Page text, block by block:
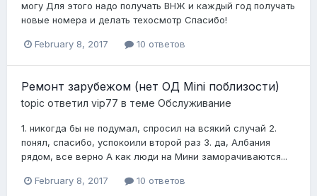
могу Для этого надо получать ВНЖ и каждый год получать
новые номера и делать техосмотр Спасибо!
February 8, 2017 10 ответов
Ремонт зарубежом (нет ОД Mini поблизости)
topic ответил vip77 в теме Обслуживание
1. никогда бы не подумал, спросил на всякий случай 2.
понял, спасибо, успокоили второй раз 3. да, Албания
рядом, все верно А как люди на Мини заморачиваются...
February 8, 2017 10 ответов